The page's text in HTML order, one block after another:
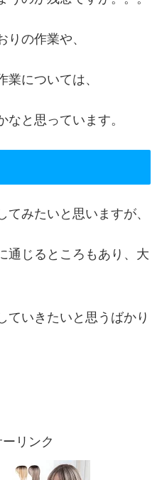
りの作業や、
については、
と思っています。
てみたいと思いますが、
通じるところもあり、大
ていきたいと思うばかり
リンク